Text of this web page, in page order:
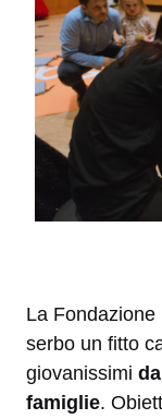
La
serbo un fitto
giovanissimi
famiglie.